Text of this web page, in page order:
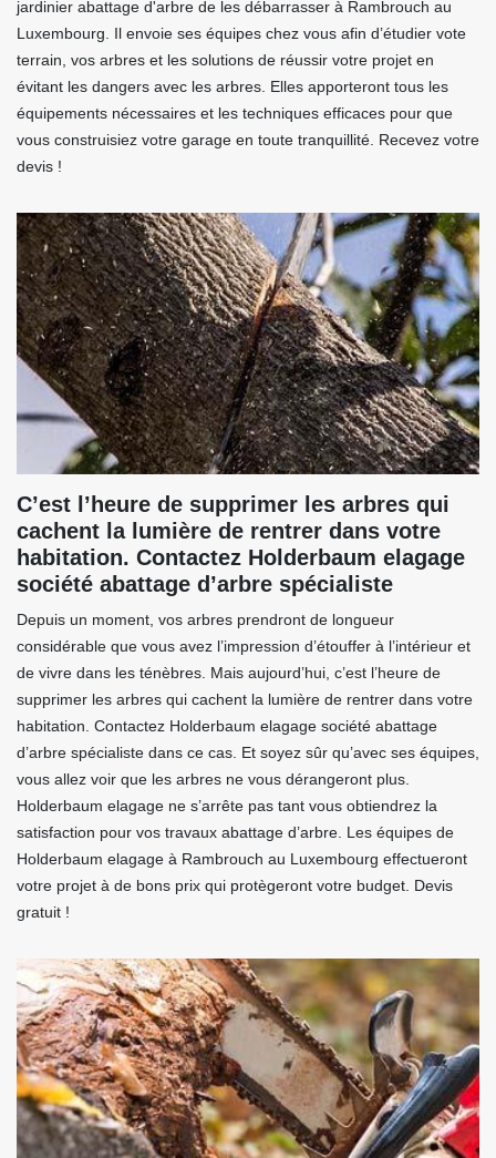
jardinier abattage d'arbre de les débarrasser à Rambrouch au
Luxembourg. Il envoie ses équipes chez vous afin d’étudier vote
terrain, vos arbres et les solutions de réussir votre projet en
évitant les dangers avec les arbres. Elles apporteront tous les
équipements nécessaires et les techniques efficaces pour que
vous construisiez votre garage en toute tranquillité. Recevez votre
devis !
C’est l’heure de supprimer les arbres qui
cachent la lumière de rentrer dans votre
habitation. Contactez Holderbaum elagage
société abattage d’arbre spécialiste
Depuis un moment, vos arbres prendront de longueur
considérable que vous avez l’impression d’étouffer à l’intérieur et
de vivre dans les ténèbres. Mais aujourd’hui, c’est l’heure de
supprimer les arbres qui cachent la lumière de rentrer dans votre
habitation. Contactez Holderbaum elagage société abattage
d’arbre spécialiste dans ce cas. Et soyez sûr qu’avec ses équipes,
vous allez voir que les arbres ne vous dérangeront plus.
Holderbaum elagage ne s’arrête pas tant vous obtiendrez la
satisfaction pour vos travaux abattage d’arbre. Les équipes de
Holderbaum elagage à Rambrouch au Luxembourg effectueront
votre projet à de bons prix qui protègeront votre budget. Devis
gratuit !